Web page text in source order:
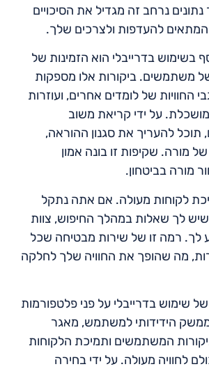
נתונים נרחב זה מגדיל את הסיכויים
להעדפות ולצרכים שלך.
בשימוש בדרייבלי הוא הזמינות של
של משתמשים. ביקורות אלו מספקות
החוויות של לומדים אחרים, ועוזרות
על ידי קריאת משוב
תוכל להעריך את סגנון ההוראה,
של מורה. שקיפות זו בונה אמון
מורה בביטחון.
לקוחות מעולה. אם אתה נתקל
לך שאלות במהלך החיפוש, צוות
לך. רמה זו של שירות מבטיחה שכל
מה שהופך את החוויה שלך לחלקה
שימוש בדרייבלי על פני פלטפורמות
הידידותי למשתמש, מאגר
המשתמשים ותמיכת הלקוחות
לחוויה מעולה. על ידי בחירה